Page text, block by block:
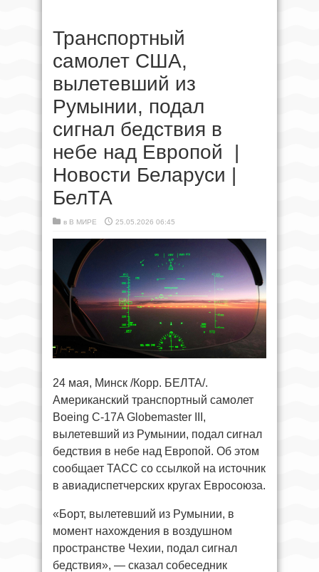
Транспортный
самолет США,
вылетевший из
Румынии, подал
сигнал бедствия в
небе над Европой |
Новости Беларуси |
БелТА
в В МИРЕ 25.05.2026 06:45
24 мая, Минск /Корр. БЕЛТА/.
Американский транспортный самолет
Boeing C-17A Globemaster III,
вылетевший из Румынии, подал сигнал
бедствия в небе над Европой. Об этом
сообщает ТАСС со ссылкой на источник
в авиадиспетчерских кругах Евросоюза.
«Борт, вылетевший из Румынии, в
момент нахождения в воздушном
пространстве Чехии, подал сигнал
бедствия», — сказал собеседник